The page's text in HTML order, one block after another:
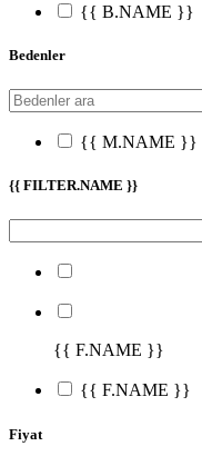
{{ B.NAME }}
Bedenler
{{ M.NAME }}
{{ FILTER.NAME }}
{{ F.NAME }}
{{ F.NAME }}
Fiyat